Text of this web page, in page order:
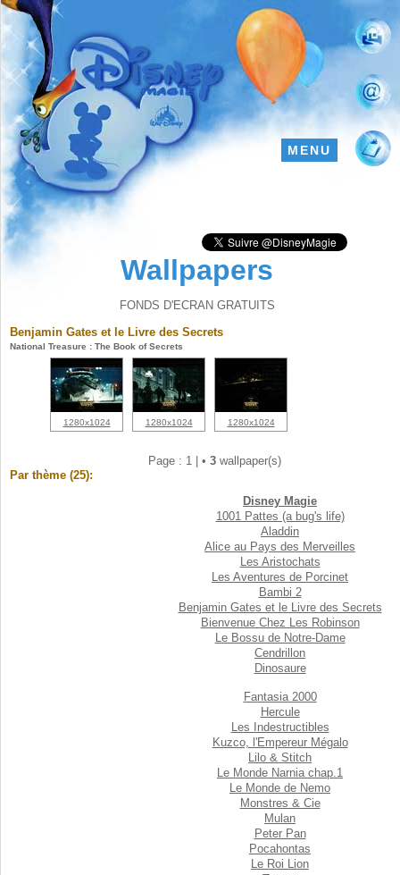
MENU
Wallpapers
FONDS D'ECRAN GRATUITS
Benjamin Gates et le Livre des Secrets
National Treasure : The Book of Secrets
1280x1024 1280x1024 1280x1024
Page : 1 |•3 wallpaper(s)
Par thème (25):
Disney Magie
1001 Pattes (a bug's life)
Aladdin
Alice au Pays des Merveilles
Les Aristochats
Les Aventures de Porcinet
Bambi 2
Benjamin Gates et le Livre des Secrets
Bienvenue Chez Les Robinson
Le Bossu de Notre-Dame
Cendrillon
Dinosaure
Fantasia 2000
Hercule
Les Indestructibles
Kuzco, l'Empereur Mégalo
Lilo & Stitch
Le Monde Narnia chap.1
Le Monde de Nemo
Monstres & Cie
Mulan
Peter Pan
Pocahontas
Le Roi Lion